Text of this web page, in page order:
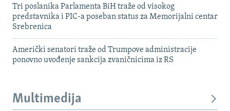
Tri poslanika Parlamenta BiH traže od visokog
predstavnika i PIC-a poseban status za Memorijalni centar
Srebrenica
Američki senatori traže od Trumpove administracije
ponovno uvođenje sankcija zvaničnicima iz RS
Multimedija